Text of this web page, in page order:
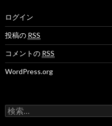
ログイン
投稿の RSS
コメントの RSS
WordPress.org
検
索